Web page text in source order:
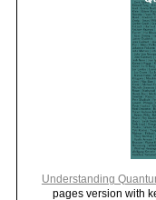
Understanding
pages version with